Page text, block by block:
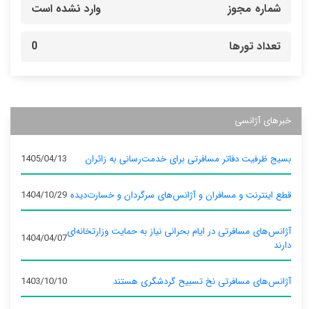
شماره مجوز وارد نشده است
تعداد تورها 0
خبرهای آژانسی
بسیج ظرفیت دفاتر مسافرتی برای خدمت‌رسانی به زائران 1405/04/13
قطع اینترنت و مسافران و آژانس‌های سرگردان و خسارت‌دیده 1404/10/29
آژانس‌های مسافرتی در ایام بحرانی نیاز به حمایت وزارتخانه‌ای
دارند
1404/04/07
آژانس‌های مسافرتی نخ تسبیح گردشگری هستند 1403/10/10